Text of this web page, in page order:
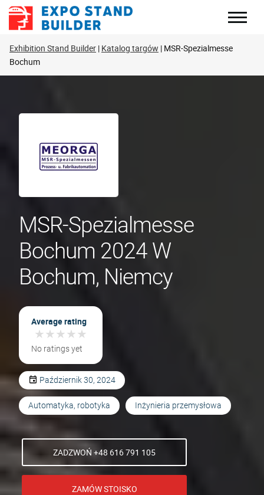
Skip
Exhibition Stand Builder Katalog targów MSR-Spezialmesse
Bochum
MSR-Spezialmesse
Bochum 2024 W
Bochum, Niemcy
Average rating
★★★★★
★★★★★
No ratings yet
Październik 30, 2024
Automatyka, robotyka Inżynieria przemysłowa
ZADZWOŃ +48 616 791 105
ZAMÓW STOISKO